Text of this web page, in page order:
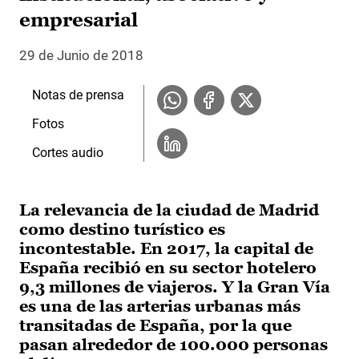
empresarial
29 de Junio de 2018
La relevancia de la ciudad de Madrid
como destino turístico es
incontestable. En 2017, la capital de
España recibió en su sector hotelero
9,3 millones de viajeros. Y la Gran Vía
es una de las arterias urbanas más
transitadas de España, por la que
pasan alrededor de 100.000 personas
Notas de prensa
Fotos
Cortes audio